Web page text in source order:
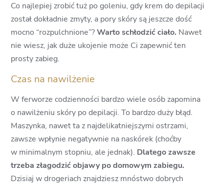
Co najlepiej zrobić tuż po goleniu, gdy krem do depilacji
został dokładnie zmyty, a pory skóry są jeszcze dość
mocno “rozpulchnione”?Warto schłodzić ciało. Nawet
nie wiesz, jak duże ukojenie może Ci zapewnić ten
prosty zabieg.
Czas na nawilżenie
W ferworze codzienności bardzo wiele osób zapomina
o nawilżeniu skóry po depilacji. To bardzo duży błąd.
Maszynka, nawet ta z najdelikatniejszymi ostrzami,
zawsze wpłynie negatywnie na naskórek (choćby
w minimalnym stopniu, ale jednak). Dlatego zawsze
trzeba złagodzić objawy po domowym zabiegu.
Dzisiaj w drogeriach znajdziesz mnóstwo dobrych